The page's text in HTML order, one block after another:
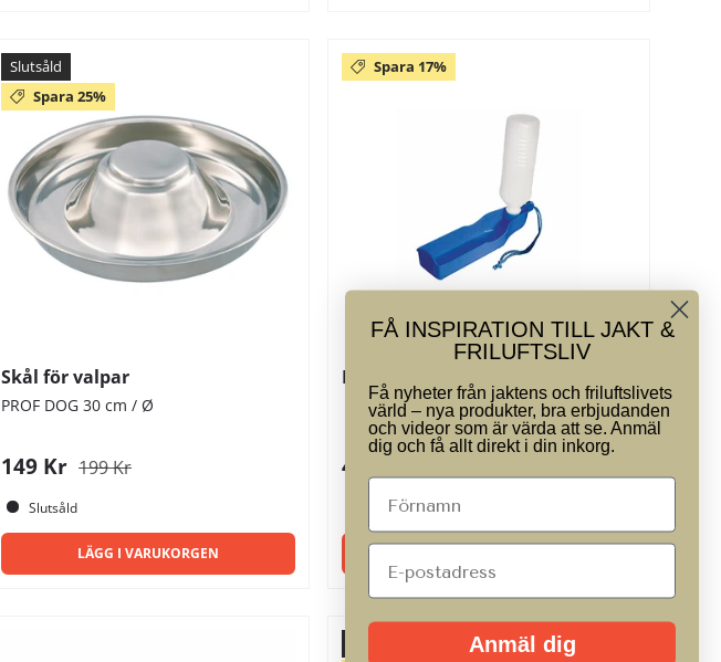
Slutsåld
Spara 25%
Skål för valpar
PROF DOG 30 cm / Ø
149 Kr 199 Kr
Slutsåld
LÄGG I VARUKORGEN
Spara 17%
Reseflaska/skål – 500 ml – Kerbl
49 Kr
I lager – Skickas inom 1–3 vardagar
FÅ INSPIRATION TILL JAKT &
FRILUFTSLIV
Få nyheter från jaktens och friluftslivets
värld – nya produkter, bra erbjudanden
och videor som är värda att se. Anmäl
dig och få allt direkt i din inkorg.
Anmäl dig